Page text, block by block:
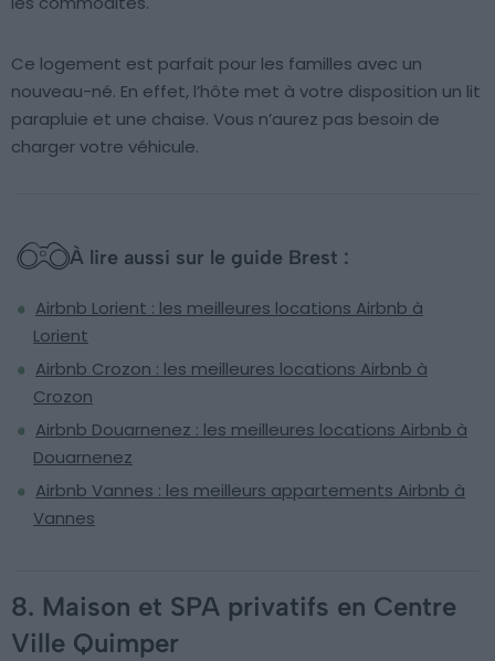
Ce logement est parfait pour les familles avec un
nouveau-né. En effet, l’hôte met à votre disposition un lit
parapluie et une chaise. Vous n’aurez pas besoin de
charger votre véhicule.
À lire aussi sur le guide Brest :
Airbnb Lorient : les meilleures locations Airbnb à
Lorient
Airbnb Crozon : les meilleures locations Airbnb à
Crozon
Airbnb Douarnenez : les meilleures locations Airbnb à
Douarnenez
Airbnb Vannes : les meilleurs appartements Airbnb à
Vannes
8. Maison et SPA privatifs en Centre
Ville Quimper